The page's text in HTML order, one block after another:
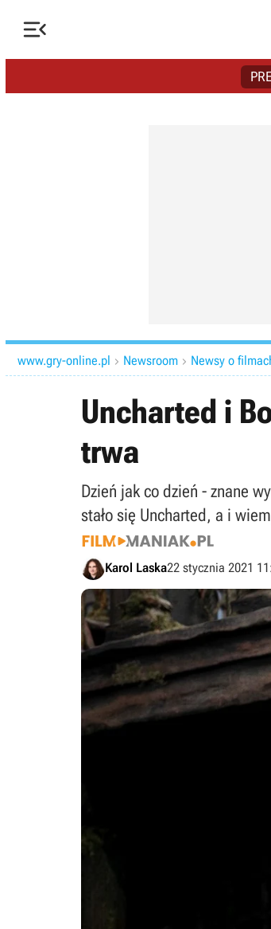

www.gry-online.pl  Newsroom  Newsy o
Uncharted i
trwa
Dzień jak co dzień - znane
stało się Uncharted, a i
Karol Laska22 stycznia 2021